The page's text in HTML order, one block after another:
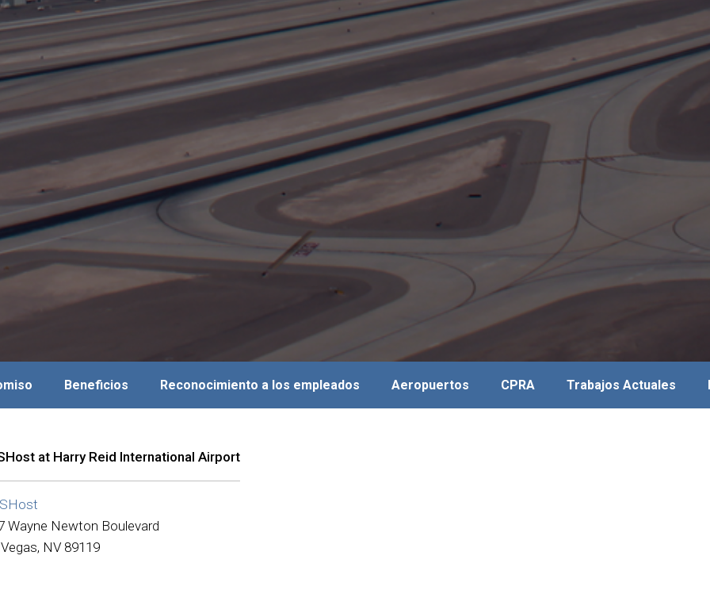
Beneficios Reconocimiento a los empleados Aeropuertos CPRA Trabajos Actuales
at Harry Reid International Airport
Wayne Newton Boulevard
NV 89119